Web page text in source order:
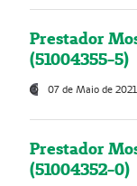
Prestador
(51004355-5)
07 de Maio de 2021
Prestador
(51004352-0)